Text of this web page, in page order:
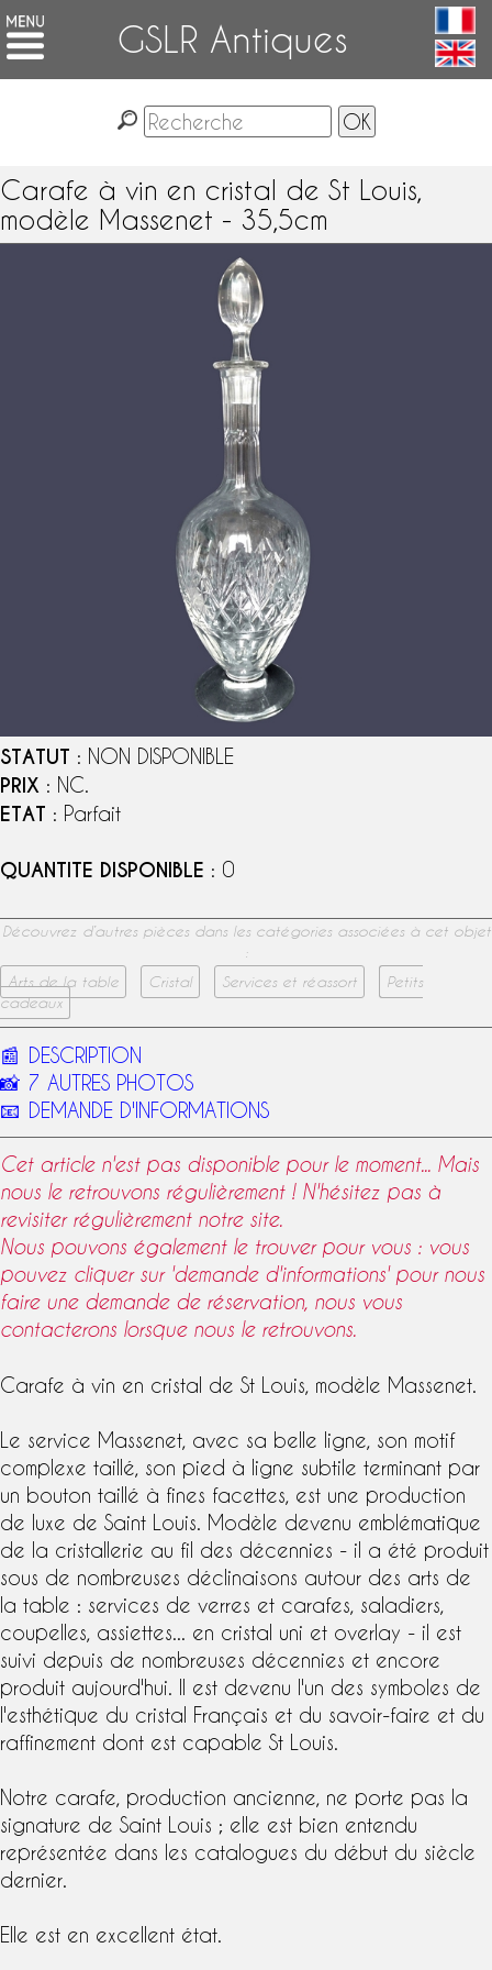
GSLR Antiques
Carafe à vin en cristal de St Louis,
modèle Massenet - 35,5cm
STATUT : NON DISPONIBLE
PRIX : NC.
ETAT : Parfait
QUANTITE DISPONIBLE : 0
Découvrez d’autres pièces dans les catégories associées à cet objet
:
Arts de la table
Cristal Services et réassort
Petits
cadeaux
📰 DESCRIPTION
📸 7 AUTRES PHOTOS
📧 DEMANDE D'INFORMATIONS
Cet article n'est pas disponible pour le moment... Mais
nous le retrouvons régulièrement ! N'hésitez pas à
revisiter régulièrement notre site.
Nous pouvons également le trouver pour vous : vous
pouvez cliquer sur 'demande d'informations' pour nous
faire une demande de réservation, nous vous
contacterons lorsque nous le retrouvons.
Carafe à vin en cristal de St Louis modèle Massenet
Le service Massenet , avec sa belle ligne, son motif
complexe taillé, son pied à ligne subtile terminant par
un bouton taillé à fines facettes, est une production
de luxe de Saint Louis . Modèle devenu emblématique
de la cristallerie au fil des décennies - il a été produit
sous de nombreuses déclinaisons autour des arts de
la table : services de verres et carafes, saladiers,
coupelles, assiettes... en cristal uni et overlay - il est
suivi depuis de nombreuses décennies et encore
produit aujourd'hui. Il est devenu l'un des symboles de
l'esthétique du cristal Français et du savoir-faire et du
raffinement dont est capable St Louis
Notre carafe , production ancienne, ne porte pas la
signature de Saint Louis ; elle est bien entendu
représentée dans les catalogues du début du siècle
dernier.
Elle est en excellent état